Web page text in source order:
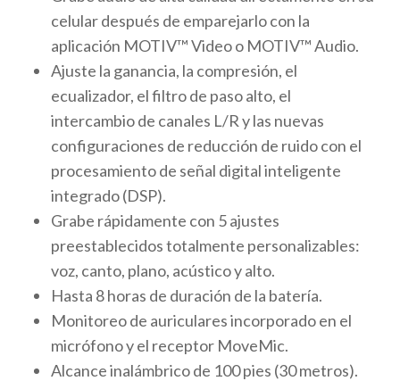
celular después de emparejarlo con la
aplicación MOTIV™ Video o MOTIV™ Audio.
Ajuste la ganancia, la compresión, el
ecualizador, el filtro de paso alto, el
intercambio de canales L/R y las nuevas
configuraciones de reducción de ruido con el
procesamiento de señal digital inteligente
integrado (DSP).
Grabe rápidamente con 5 ajustes
preestablecidos totalmente personalizables:
voz, canto, plano, acústico y alto.
Hasta 8 horas de duración de la batería.
Monitoreo de auriculares incorporado en el
micrófono y el receptor MoveMic.
Alcance inalámbrico de 100 pies (30 metros).